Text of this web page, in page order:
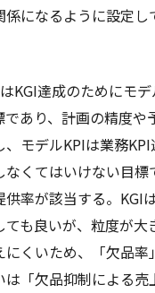
係になるように設定し
KGI達成のためにモ
あり、計画の精度や
モデルKPIは業務
なくてはいけない目標
率が該当する。KGI
ても良いが、粒度が大
にくいため、「欠品率
は「欠品抑制による売